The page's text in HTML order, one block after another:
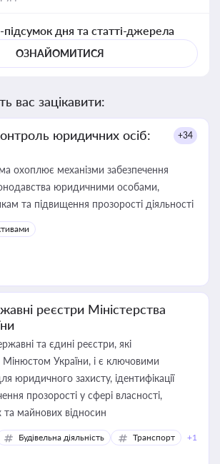
дня та статті-джерела
ОЗНАЙОМИТИСЯ
вас зацікавити:
юридичних осіб:
+34
охоплює механізми забезпечення
юридичними особами,
та підвищення прозорості діяльності
реєстри Міністерства
та єдині реєстри, які
Мінюстом України, і є ключовими
юридичного захисту, ідентифікації
прозорості у сфері власності,
та майнових відносин
Будівельна діяльність Транспорт +1